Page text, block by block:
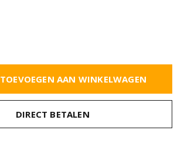
TOEVOEGEN AAN WINKELWAGEN
DIRECT BETALEN